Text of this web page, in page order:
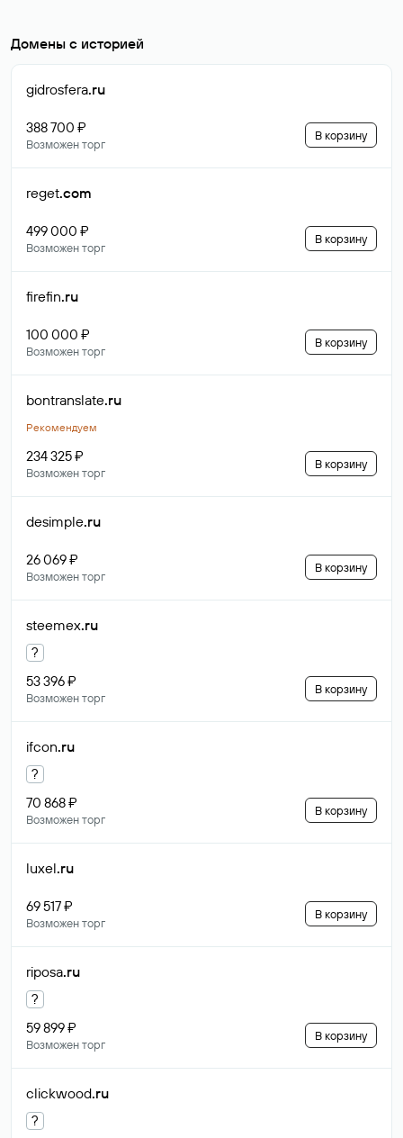
Домены с историей
gidrosfera.ru
388 700 ₽
Возможен торг
В корзину
reget.com
499 000 ₽
Возможен торг
В корзину
firefin.ru
100 000 ₽
Возможен торг
В корзину
bontranslate.ru
Рекомендуем
234 325 ₽
Возможен торг
В корзину
desimple.ru
26 069 ₽
Возможен торг
В корзину
steemex.ru
?
53 396 ₽
Возможен торг
В корзину
ifcon.ru
?
70 868 ₽
Возможен торг
В корзину
luxel.ru
69 517 ₽
Возможен торг
В корзину
riposa.ru
?
59 899 ₽
Возможен торг
В корзину
clickwood.ru
?